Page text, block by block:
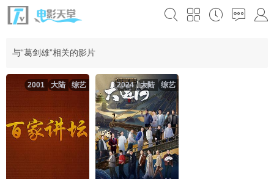
与“葛剑雄”相关的影片
综艺
大陆
2001 综艺
大陆
2024